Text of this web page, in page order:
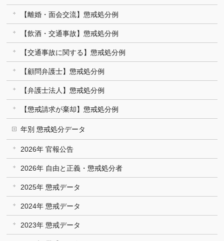
【離婚・面会交流】懲戒処分例
【飲酒・交通事故】懲戒処分例
【交通事故に関する】懲戒処分例
【顧問弁護士】懲戒処分例
【弁護士法人】懲戒処分例
【懲戒請求が棄却】懲戒処分例
年別 懲戒処分データ
2026年 官報公告
2026年 自由と正義・懲戒処分者
2025年 懲戒データ
2024年 懲戒データ
2023年 懲戒データ